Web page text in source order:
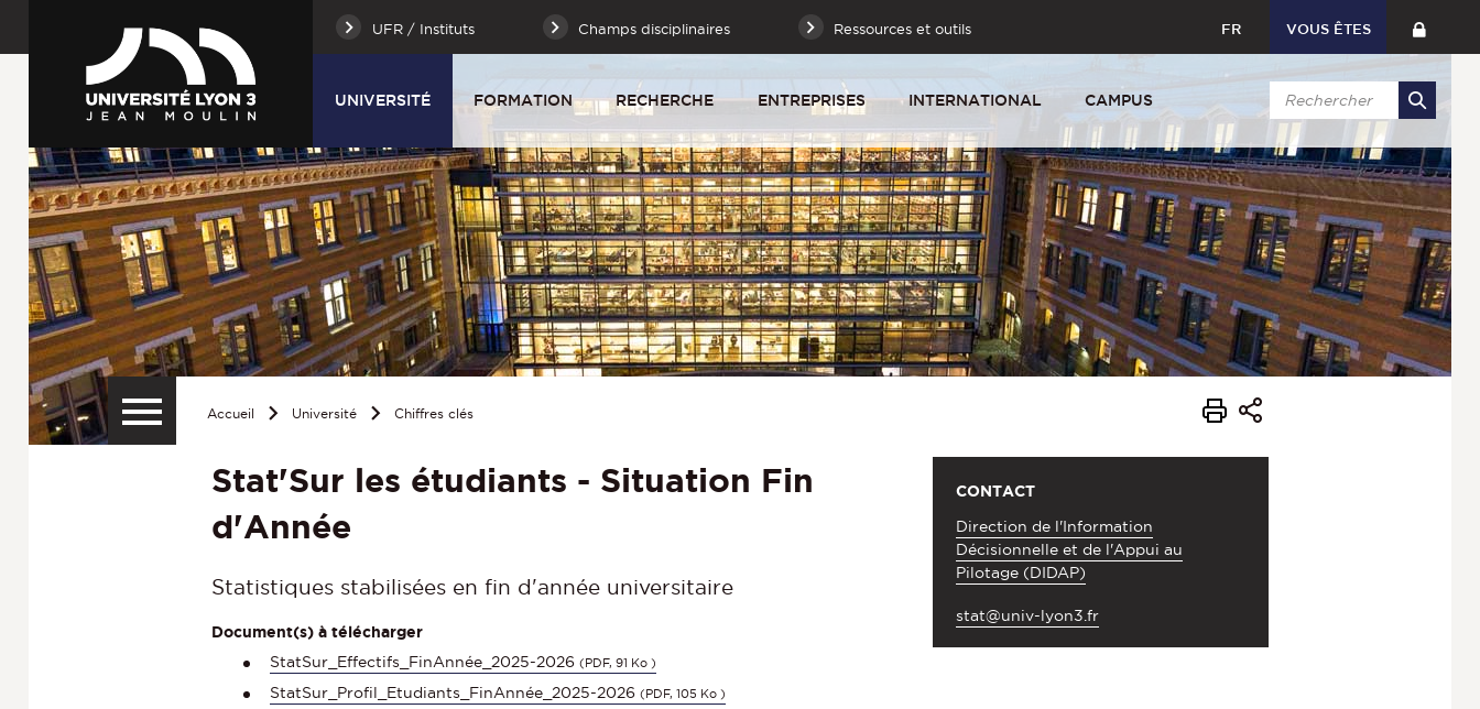
UFR / Instituts Champs disciplinaires Ressources et outils FR VOUS ÊTES
UNIVERSITÉ FORMATION RECHERCHE ENTREPRISES INTERNATIONAL CAMPUS
Accueil Université Chiffres clés
Stat'Sur les étudiants - Situation Fin
d'Année
Statistiques stabilisées en fin d'année universitaire
Document(s) à télécharger
StatSur_Effectifs_FinAnnée_2025-2026 (PDF, 91 Ko )
StatSur_Profil_Etudiants_FinAnnée_2025-2026 (PDF, 105 Ko )
CONTACT
Direction de l'Information
Décisionnelle et de l'Appui au
Pilotage (DIDAP)
stat@univ-lyon3.fr